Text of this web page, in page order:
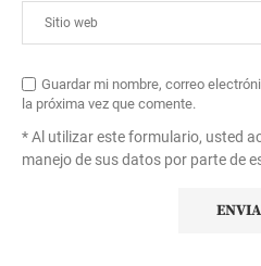
Guardar mi nombre, correo
la próxima vez que comente.
* Al utilizar este formulario, usted
manejo de sus datos por parte de